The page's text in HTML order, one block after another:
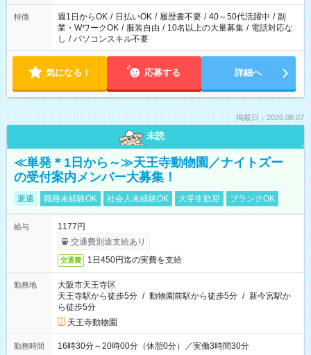
フト！
特徴 週1日からOK / 日払いOK / 履歴書不要 / 40～50代活躍中 / 副
業・WワークOK / 服装自由 / 10名以上の大量募集 / 電話対応な
し / パソコンスキル不要
気になる！ 応募する 詳細へ
掲載日：2026.08.07
未読
≪単発＊1日から～≫天王寺動物園／ナイトズー
の受付案内メンバー大募集！
派遣 職種未経験OK 社会人未経験OK 大学生歓迎 ブランクOK
給与
1177円
交通費別途支給あり
交通費 1日450円迄の実費を支給
勤務地
大阪市天王寺区
天王寺駅から徒歩5分 / 動物園前駅から徒歩5分 / 新今宮駅か
ら徒歩5分
天王寺動物園
勤務時間 16時30分～20時00分（休憩0分）／実働3時間30分